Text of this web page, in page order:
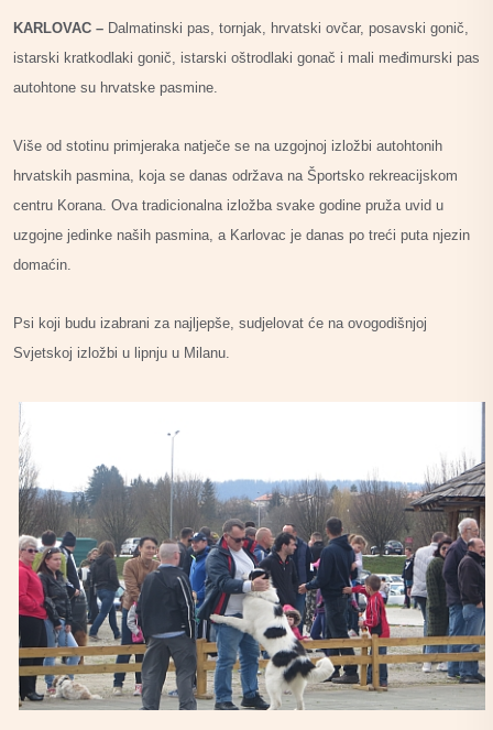
KARLOVAC – Dalmatinski pas, tornjak, hrvatski ovčar, posavski gonič,
istarski kratkodlaki gonič, istarski oštrodlaki gonač i mali međimurski pas
autohtone su hrvatske pasmine.
Više od stotinu primjeraka natječe se na uzgojnoj izložbi autohtonih
hrvatskih pasmina, koja se danas održava na Športsko rekreacijskom
centru Korana. Ova tradicionalna izložba svake godine pruža uvid u
uzgojne jedinke naših pasmina, a Karlovac je danas po treći puta njezin
domaćin.
Psi koji budu izabrani za najljepše, sudjelovat će na ovogodišnjoj
Svjetskoj izložbi u lipnju u Milanu.